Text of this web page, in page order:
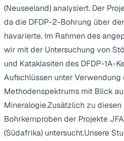
(Neuseeland) analysiert. Der
da die DFDP-2-Bohrung über
havarierte. Im Rahmen des
wir mit der Untersuchung von
und Kataklasiten des DFDP-1A-
Aufschlüssen unter Verwendung
Methodenspektrums mit Blick
Mineralogie.Zusätzlich zu
Bohrkernproben der Projekte
(Südafrika) untersucht.Unsere